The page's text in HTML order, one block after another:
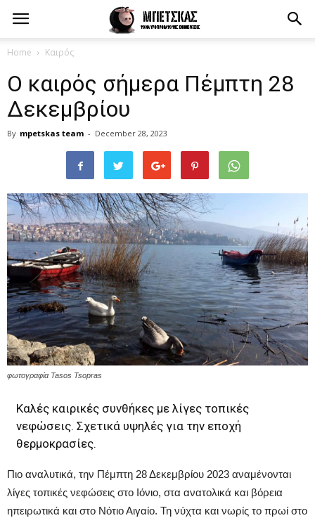
Home Καιρός
Ο καιρός σήμερα Πέμπτη 28
Δεκεμβρίου
By mpetskas team - December 28, 2023
φωτογραφία Tasos Tsopras
Καλές καιρικές συνθήκες με λίγες τοπικές
νεφώσεις. Σχετικά υψηλές για την εποχή
θερμοκρασίες.
Πιο αναλυτικά, την Πέμπτη 28 Δεκεμβρίου 2023 αναμένονται
λίγες τοπικές νεφώσεις στο Ιόνιο, στα ανατολικά και βόρεια
ηπειρωτικά και στο Νότιο Αιγαίο. Τη νύχτα και νωρίς το πρωί στο